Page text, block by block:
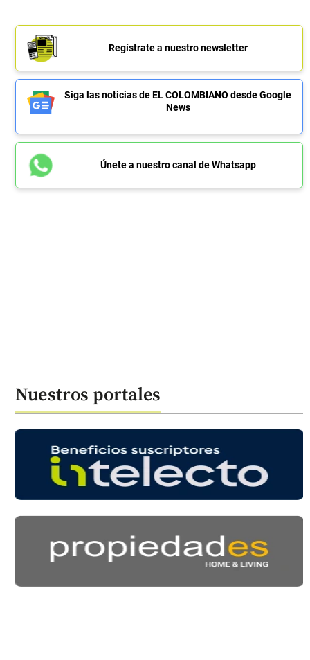
Regístrate a nuestro newsletter
Siga las noticias de EL COLOMBIANO desde Google
News
Únete a nuestro canal de Whatsapp
Nuestros portales